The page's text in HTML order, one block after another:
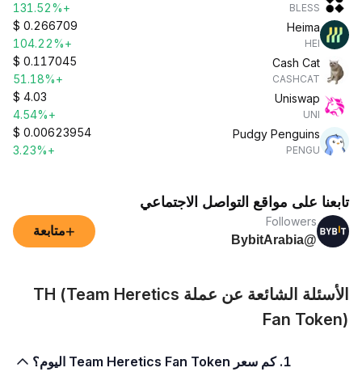
BLESS
+131.52%
Heima
HEI
$ 0.266709
+104.22%
Cash Cat
CASHCAT
$ 0.117045
+51.18%
Uniswap
UNI
$ 4.03
+4.54%
Pudgy Penguins
PENGU
$ 0.00623954
+3.23%
تابعنا على مواقع التواصل الاجتماعي
Followers
@BybitArabia
+متابعة
الأسئلة الشائعة عن عملة TH (Team Heretics
Fan Token)
1. كم سعر Team Heretics Fan Token اليوم؟